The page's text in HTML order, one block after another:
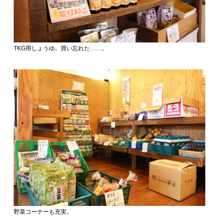
TKG用しょうゆ。買い忘れた……。
野菜コーナーも充実。